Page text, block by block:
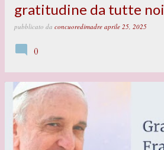
gratitudine da tutte noi
pubblicato da concuoredimadre aprile 25, 2025
0